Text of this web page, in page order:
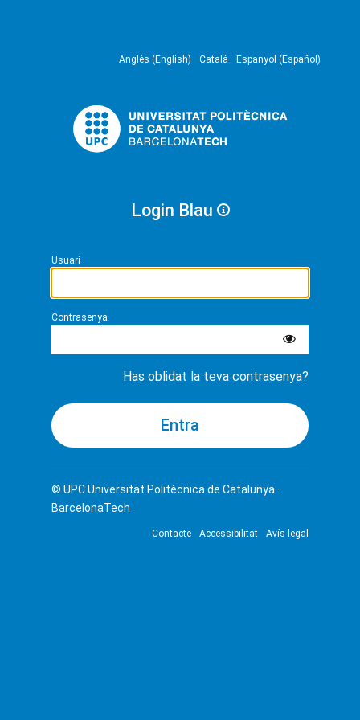
Anglès (English) Català Espanyol (Español)
Login Blau
Usuari
Contrasenya
Has oblidat la teva contrasenya?
© UPCUniversitat Politècnica de Catalunya ·
BarcelonaTech
Contacte Accessibilitat Avís legal